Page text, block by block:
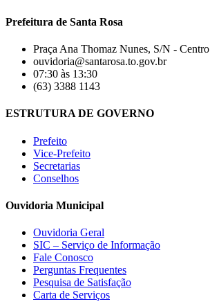
Prefeitura de Santa Rosa
Praça Ana Thomaz Nunes, S/N - Centro
ouvidoria@santarosa.to.gov.br
07:30 às 13:30
(63) 3388 1143
ESTRUTURA DE GOVERNO
Prefeito
Vice-Prefeito
Secretarias
Conselhos
Ouvidoria Municipal
Ouvidoria Geral
SIC – Serviço de Informação
Fale Conosco
Perguntas Frequentes
Pesquisa de Satisfação
Carta de Serviços